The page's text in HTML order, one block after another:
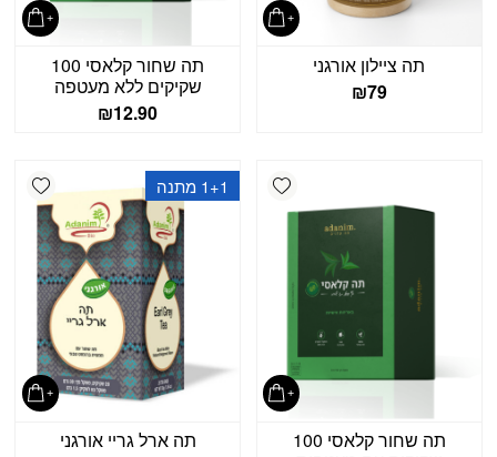
תה ציילון אורגני
₪79
תה שחור קלאסי 100
שקיקים ללא מעטפה
₪12.90
Add wishlist
תה שחור קלאסי 100
1+1 מתנה
תה ארל גריי אורגני